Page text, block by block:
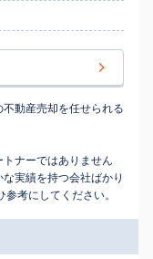
動産売却を任せられる
ナーではありません
実績を持つ会社ばかり
考にしてください。